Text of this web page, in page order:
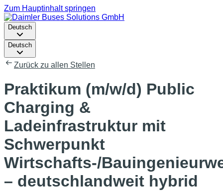
Zum Hauptinhalt springen
Deutsch
Deutsch
Zurück zu allen Stellen
Praktikum (m/w/d) Public
Charging &
Ladeinfrastruktur mit
Schwerpunkt
Wirtschafts-/
– deutschlandweit hybrid